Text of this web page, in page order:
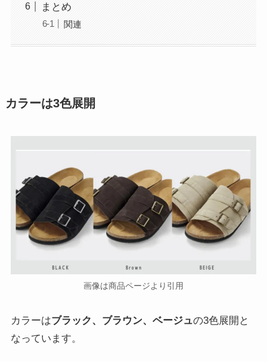
まとめ
関連
カラーは3色展開
画像は商品ページより引用
カラーはブラック、ブラウン、ベージュの3色展開と
なっています。